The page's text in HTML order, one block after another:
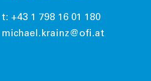
t: +43 1 798 16 01 180
michael.krainz@ofi.at